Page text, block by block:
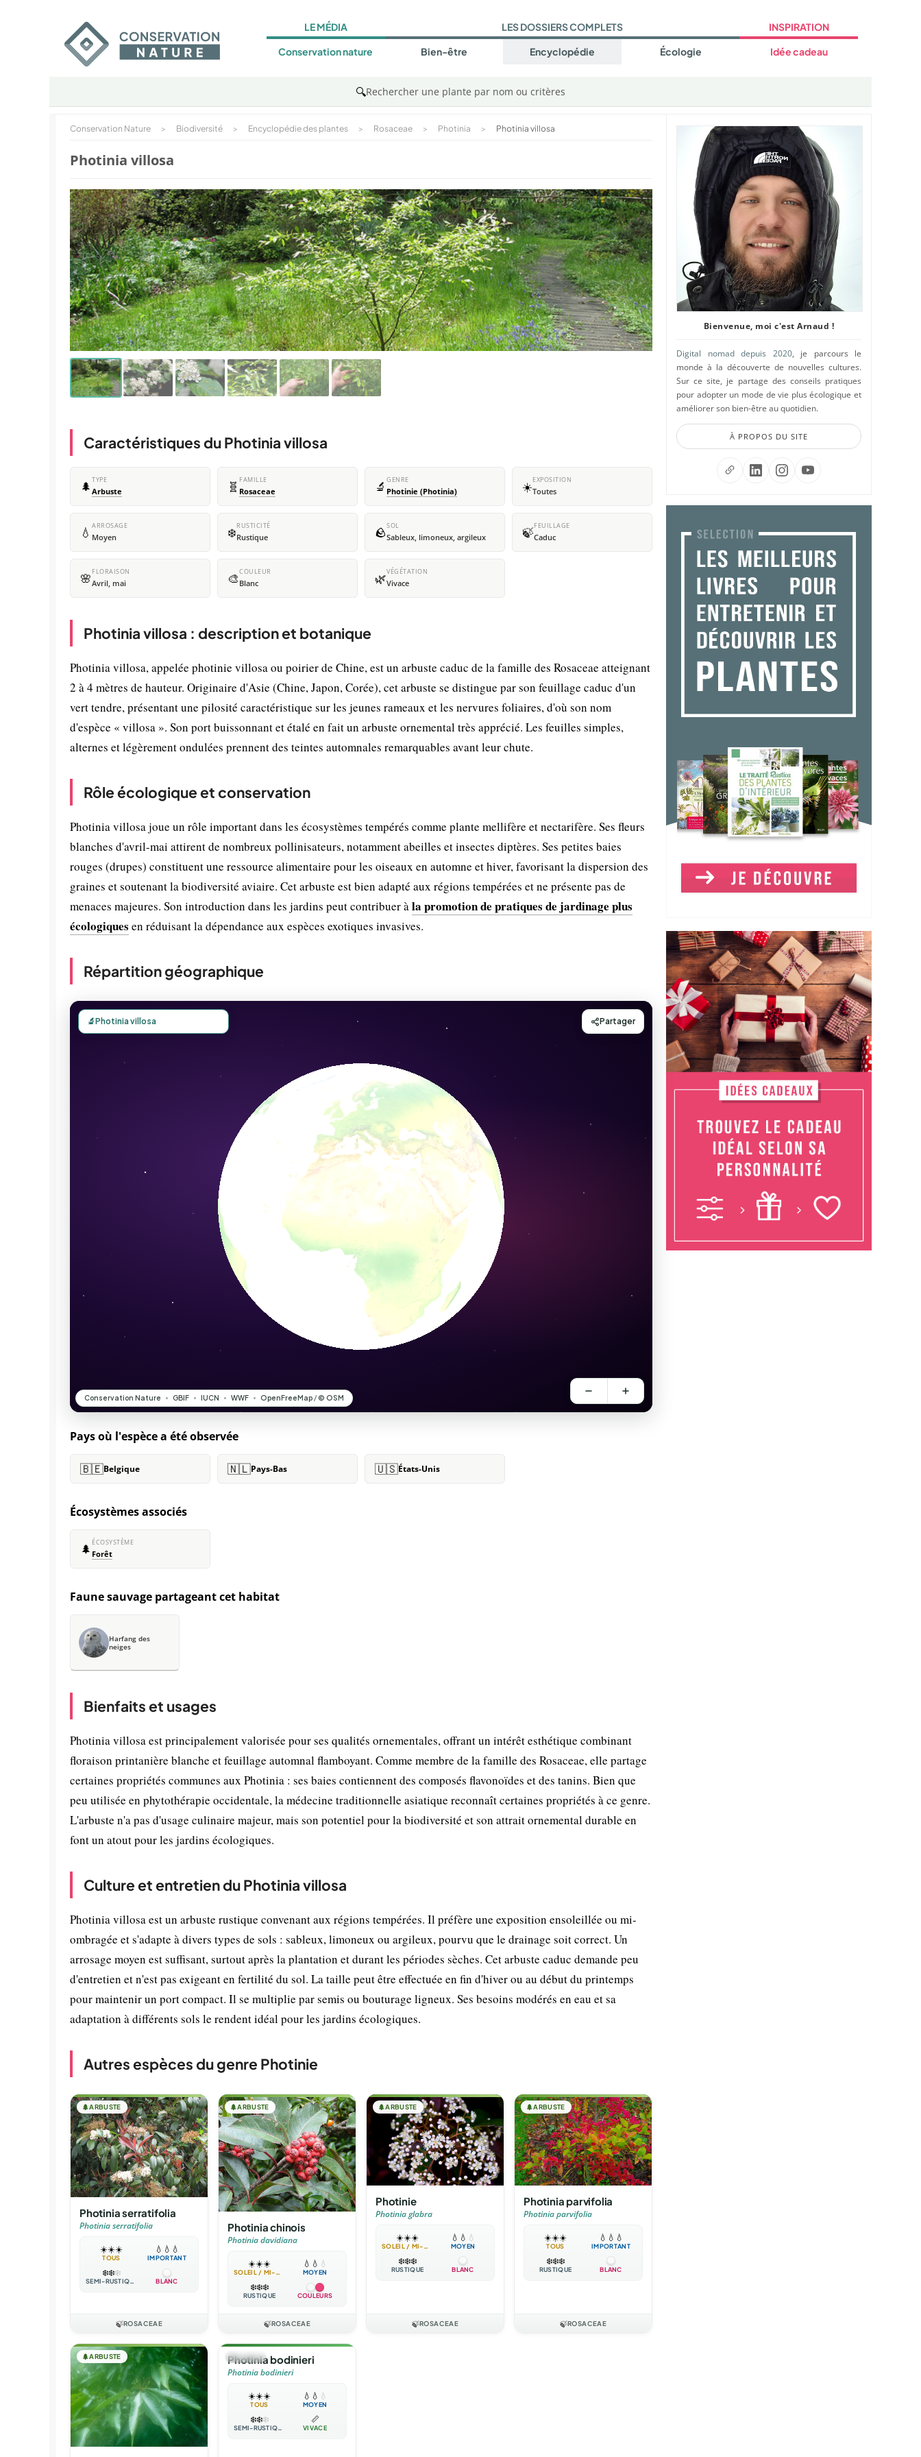
LE MÉDIA
Conservation nature
LES DOSSIERS COMPLETS
Bien-être Encyclopédie Écologie
INSPIRATION
Idée cadeau
🔍Rechercher une plante par nom ou critères
Conservation Nature > Biodiversité > Encyclopédie des plantes > Rosaceae > Photinia > Photinia villosa
Photinia villosa
Caractéristiques du Photinia villosa
🌲 TYPE
Arbuste 🧬 FAMILLE
Rosaceae 🔬 GENRE
Photinie (Photinia) ☀️EXPOSITION
Toutes
💧 ARROSAGE
Moyen ❄️RUSTICITÉ
Rustique 🪨SOL
Sableux, limoneux, argileux 🍃FEUILLAGE
Caduc
🌸 FLORAISON
Avril, mai 🎨COULEUR
Blanc 🌿VÉGÉTATION
Vivace
Photinia villosa : description et botanique
Photinia villosa, appelée photinie villosa ou poirier de Chine, est un arbuste caduc de la famille des Rosaceae atteignant
2 à 4 mètres de hauteur. Originaire d'Asie (Chine, Japon, Corée), cet arbuste se distingue par son feuillage caduc d'un
vert tendre, présentant une pilosité caractéristique sur les jeunes rameaux et les nervures foliaires, d'où son nom
d'espèce « villosa ». Son port buissonnant et étalé en fait un arbuste ornemental très apprécié. Les feuilles simples,
alternes et légèrement ondulées prennent des teintes automnales remarquables avant leur chute.
Rôle écologique et conservation
Photinia villosa joue un rôle important dans les écosystèmes tempérés comme plante mellifère et nectarifère. Ses fleurs
blanches d'avril-mai attirent de nombreux pollinisateurs, notamment abeilles et insectes diptères. Ses petites baies
rouges (drupes) constituent une ressource alimentaire pour les oiseaux en automne et hiver, favorisant la dispersion des
graines et soutenant la biodiversité aviaire. Cet arbuste est bien adapté aux régions tempérées et ne présente pas de
menaces majeures. Son introduction dans les jardins peut contribuer àla promotion de pratiques de jardinage plus
écologiques en réduisant la dépendance aux espèces exotiques invasives.
Répartition géographique
Pays où l'espèce a été observée
🇧🇪Belgique 🇳🇱Pays-Bas 🇺🇸États-Unis
Écosystèmes associés
🌲 ÉCOSYSTÈME
Forêt
Faune sauvage partageant cet habitat
Harfang des
neiges
Bienfaits et usages
Photinia villosa est principalement valorisée pour ses qualités ornementales, offrant un intérêt esthétique combinant
floraison printanière blanche et feuillage automnal flamboyant. Comme membre de la famille des Rosaceae, elle partage
certaines propriétés communes aux Photinia : ses baies contiennent des composés flavonoïdes et des tanins. Bien que
peu utilisée en phytothérapie occidentale, la médecine traditionnelle asiatique reconnaît certaines propriétés à ce genre.
L'arbuste n'a pas d'usage culinaire majeur, mais son potentiel pour la biodiversité et son attrait ornemental durable en
font un atout pour les jardins écologiques.
Culture et entretien du Photinia villosa
Photinia villosa est un arbuste rustique convenant aux régions tempérées. Il préfère une exposition ensoleillée ou mi-
ombragée et s'adapte à divers types de sols : sableux, limoneux ou argileux, pourvu que le drainage soit correct. Un
arrosage moyen est suffisant, surtout après la plantation et durant les périodes sèches. Cet arbuste caduc demande peu
d'entretien et n'est pas exigeant en fertilité du sol. La taille peut être effectuée en fin d'hiver ou au début du printemps
pour maintenir un port compact. Il se multiplie par semis ou bouturage ligneux. Ses besoins modérés en eau et sa
adaptation à différents sols le rendent idéal pour les jardins écologiques.
Autres espèces du genre Photinie
🌲ARBUSTE
Photinia serratifolia
Photinia serratifolia
☀️☀️☀️
TOUS
💧 💧 💧
IMPORTANT
❄️❄️❄️
SEMI-RUSTIQUE BLANC
🍃ROSACEAE
🌲ARBUSTE
Photinia chinois
Photinia davidiana
☀️☀️☀️
SOLEIL / MI-OMBRE
💧 💧 💧
MOYEN
❄️❄️❄️
RUSTIQUE COULEURS
🍃ROSACEAE
🌲ARBUSTE
Photinie
Photinia glabra
☀️☀️☀️
SOLEIL / MI-OMBRE
💧 💧 💧
MOYEN
❄️❄️❄️
RUSTIQUE BLANC
🍃ROSACEAE
🌲ARBUSTE
Photinia parvifolia
Photinia parvifolia
☀️☀️☀️
TOUS
💧 💧 💧
IMPORTANT
❄️❄️❄️
RUSTIQUE BLANC
🍃ROSACEAE
🌲ARBUSTE 🌳ARBRE
Photinia bodinieri
Photinia bodinieri
☀️☀️☀️
TOUS
💧 💧 💧
MOYEN
❄️❄️❄️
SEMI-RUSTIQUE
📏
VIVACE
Bienvenue, moi c'est Arnaud !
Digital nomad depuis 2020, je parcours le
monde à la découverte de nouvelles cultures.
Sur ce site, je partage des conseils pratiques
pour adopter un mode de vie plus écologique et
améliorer son bien-être au quotidien.
À PROPOS DU SITE